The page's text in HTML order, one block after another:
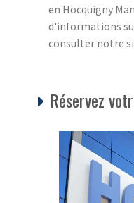
en Hocquigny
d'informations
consulter notre
Réservez